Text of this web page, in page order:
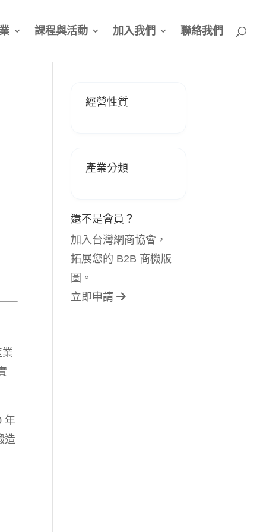
課程與活動 加入我們 聯絡我們
年
造
經營性質
產業分類
還不是會員？
加入台灣網商協會，
拓展您的 B2B 商機版
圖。
立即申請